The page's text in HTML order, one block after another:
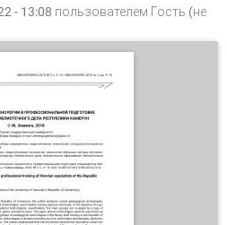
- 13:08 пользователем Гость (не